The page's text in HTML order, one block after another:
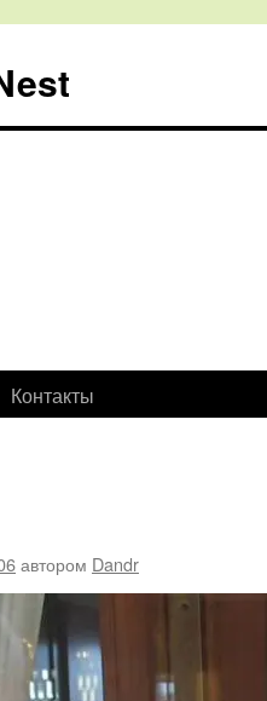
Контакты
автором Dandr